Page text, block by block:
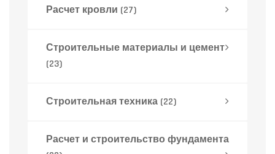
Расчет кровли (27)
Строительные материалы и цемент
(23)
Строительная техника (22)
Расчет и строительство фундамента